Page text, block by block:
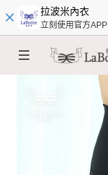
拉波米內衣
立刻使用官方APP